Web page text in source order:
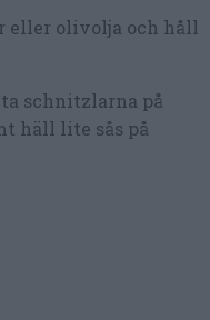
eller olivolja och håll
schnitzlarna på
häll lite sås på